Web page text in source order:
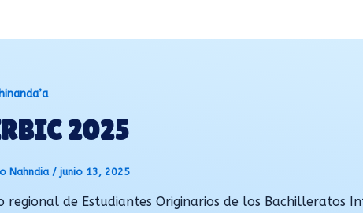
2025
Nahndia/ junio 13, 2025
regional de Estudiantes Originarios de los Bachilleratos